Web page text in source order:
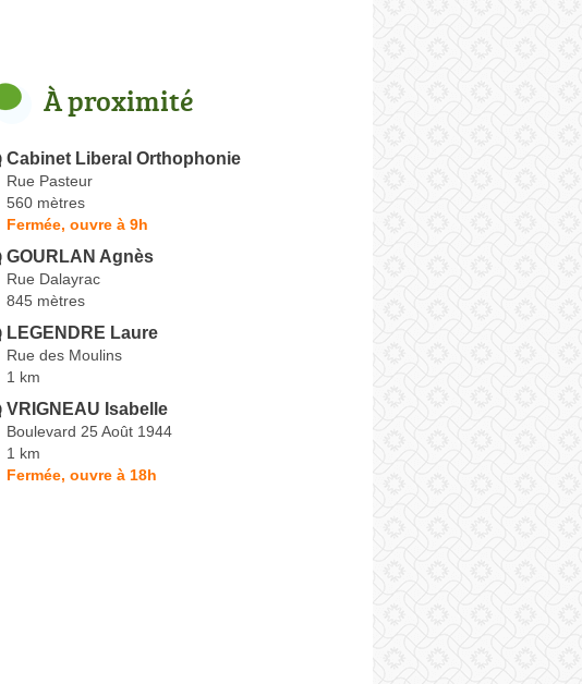
À proximité
Cabinet Liberal Orthophonie
Rue Pasteur
560 mètres
Fermée, ouvre à 9h
GOURLAN Agnès
Rue Dalayrac
845 mètres
LEGENDRE Laure
Rue des Moulins
1 km
VRIGNEAU Isabelle
Boulevard 25 Août 1944
1 km
Fermée, ouvre à 18h